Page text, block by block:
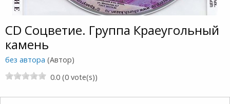
CD Соцветие. Группа Краеугольный
камень
без автора (Автор)
0.0 (0 vote(s))